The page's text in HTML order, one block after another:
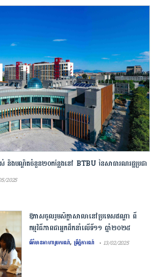
ស់ និងបណ្ឌិតចំនួន២០កន្លែងនៅ BTBU នៃសាធារណរដ្ឋប្រជា
2025
and Business ) ពី ផ្ទះយុវជនដើម្បីមិត្តភាពកម្ពុជា-ចិន...
ឱកាសចូលរូមសិក្ខាសាលានៅប្រទេសឥណ្ឌា ពី
កម្មវិធីភាពជាអ្នកដឹកនាំលើទី១១ ឆ្នាំ២០២៥
ព័ត៌មានអាហារូបករណ៍, ព្រឹត្តិការណ៍ • 13/02/2025